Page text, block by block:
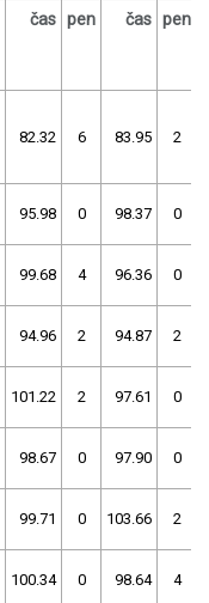
čas pen čas pen
82.32 6 83.95 2
95.98 0 98.37 0
99.68 4 96.36 0
94.96 2 94.87 2
101.22 2 97.61 0
98.67 0 97.90 0
99.71 0 103.66 2
100.34 0 98.64 4